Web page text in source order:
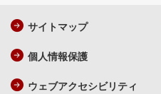
サイトマップ
個人情報保護
ウェブアクセシビリティ